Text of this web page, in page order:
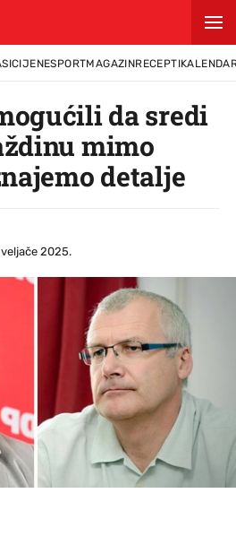
CIJENESPORTMAGAZINRECEPTI
da sredi
mimo
detalje
2025.